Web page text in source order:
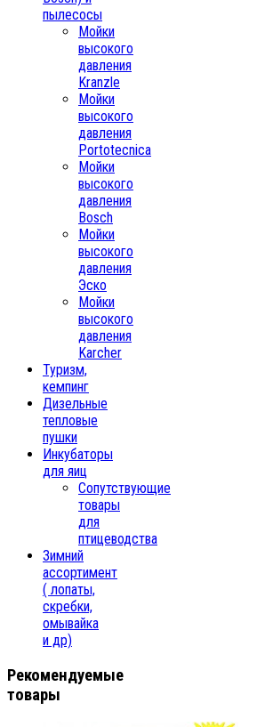
пылесосы
Мойки
высокого
давления
Kranzle
Мойки
высокого
давления
Portotecnica
Мойки
высокого
давления
Bosch
Мойки
высокого
давления
Эско
Мойки
высокого
давления
Karcher
Туризм,
кемпинг
Дизельные
тепловые
пушки
Инкубаторы
для яиц
Сопутствующие
товары
для
птицеводства
Зимний
ассортимент
( лопаты,
скребки,
омывайка
и др)
Рекомендуемые
товары